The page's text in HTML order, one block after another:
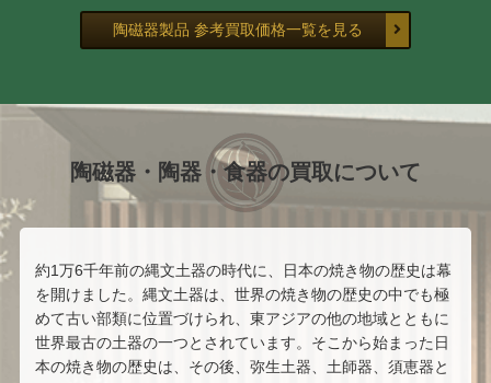
陶磁器製品 参考買取価格一覧を見る
陶磁器・陶器・食器の買取について
約1万6千年前の縄文土器の時代に、日本の焼き物の歴史は幕
を開けました。縄文土器は、世界の焼き物の歴史の中でも極
めて古い部類に位置づけられ、東アジアの他の地域とともに
世界最古の土器の一つとされています。そこから始まった日
本の焼き物の歴史は、その後、弥生土器、土師器、須恵器と